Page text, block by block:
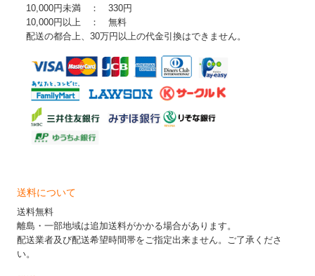
10,000円未満 ： 330円
10,000円以上 ： 無料
配送の都合上、30万円以上の代金引換はできません。
送料について
送料無料
離島・一部地域は追加送料がかかる場合があります。
配送業者及び配送希望時間帯をご指定出来ません。ご了承くださ
い。